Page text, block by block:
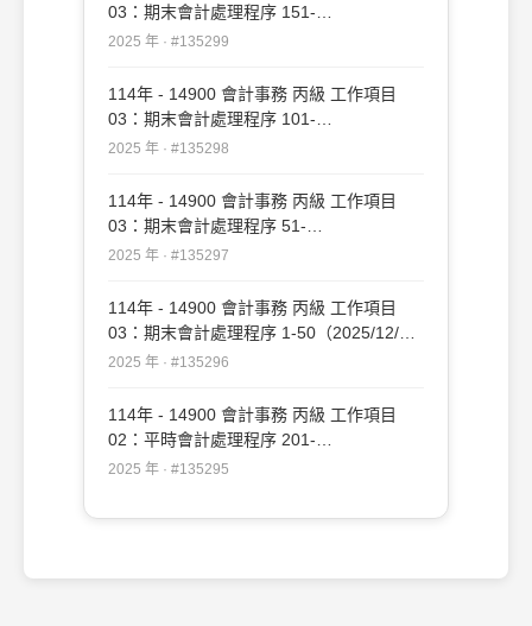
03：期末會計處理程序 151-
200（2025/12/19 更新）#135299
2025 年 · #135299
114年 - 14900 會計事務 丙級 工作項目
03：期末會計處理程序 101-
150（2025/12/19 更新）#135298
2025 年 · #135298
114年 - 14900 會計事務 丙級 工作項目
03：期末會計處理程序 51-
100（2025/12/19 更新）#135297
2025 年 · #135297
114年 - 14900 會計事務 丙級 工作項目
03：期末會計處理程序 1-50（2025/12/19
更新）#135296
2025 年 · #135296
114年 - 14900 會計事務 丙級 工作項目
02：平時會計處理程序 201-
239（2025/12/19 更新）#135295
2025 年 · #135295